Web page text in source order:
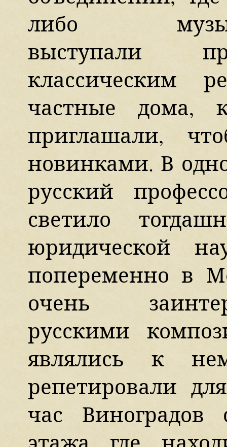
либо
выступали
классическим
частные дома,
приглашали,
новинками. В
русский
светило
юридической
попеременно в
очень
русскими
являлись к
репетировали
час Виноградов